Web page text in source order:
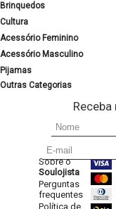
Brinquedos
Cultura
Acessório Feminino
Acessório Masculino
Pijamas
Outras Categorias
Sobre o
Soulojista
Perguntas
frequentes
Política de